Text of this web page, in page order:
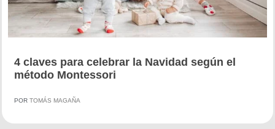
4 claves para celebrar la Navidad según el
método Montessori
POR TOMÁS MAGAÑA